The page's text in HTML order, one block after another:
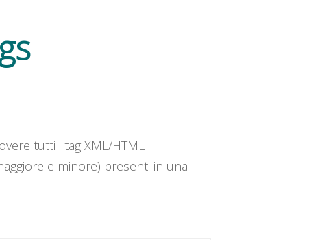
tutti i tag XML/HTML
e minore) presenti in una